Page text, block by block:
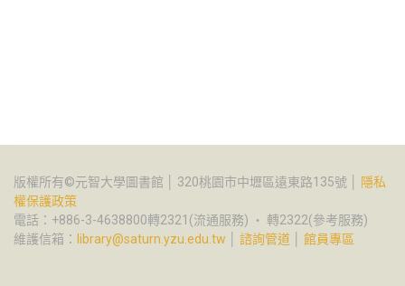
版權所有©元智大學圖書館 │ 320桃園市中壢區遠東路135號 │
隱私
權保護政策
電話：+886-3-4638800轉2321(流通服務) ‧ 轉2322(參考服務)
維護信箱： library@saturn.yzu.edu.tw 諮詢管道 館員專區